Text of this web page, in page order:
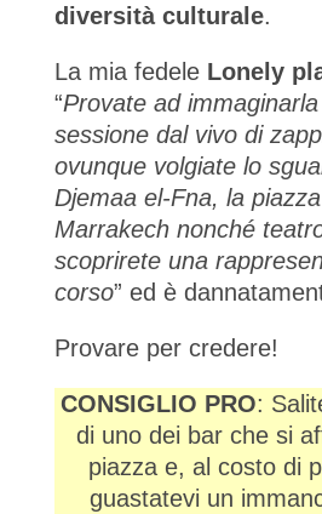
diversità culturale.
La mia fedele Lonely
“Provate ad
sessione dal vivo di
ovunque volgiate lo
Djemaa el-Fna, la
Marrakech nonché
scoprirete una
corso” ed è
Provare per credere!
CONSIGLIO PRO:
di uno dei bar che si
piazza e, al costo di
guastatevi un